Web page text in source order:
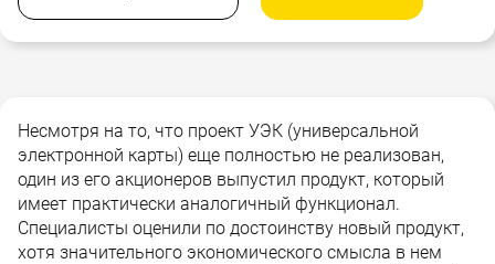
Несмотря на то, что проект УЭК (универсальной
электронной карты) еще полностью не реализован,
один из его акционеров выпустил продукт, который
имеет практически аналогичный функционал.
Специалисты оценили по достоинству новый продукт,
хотя значительного экономического смысла в нем